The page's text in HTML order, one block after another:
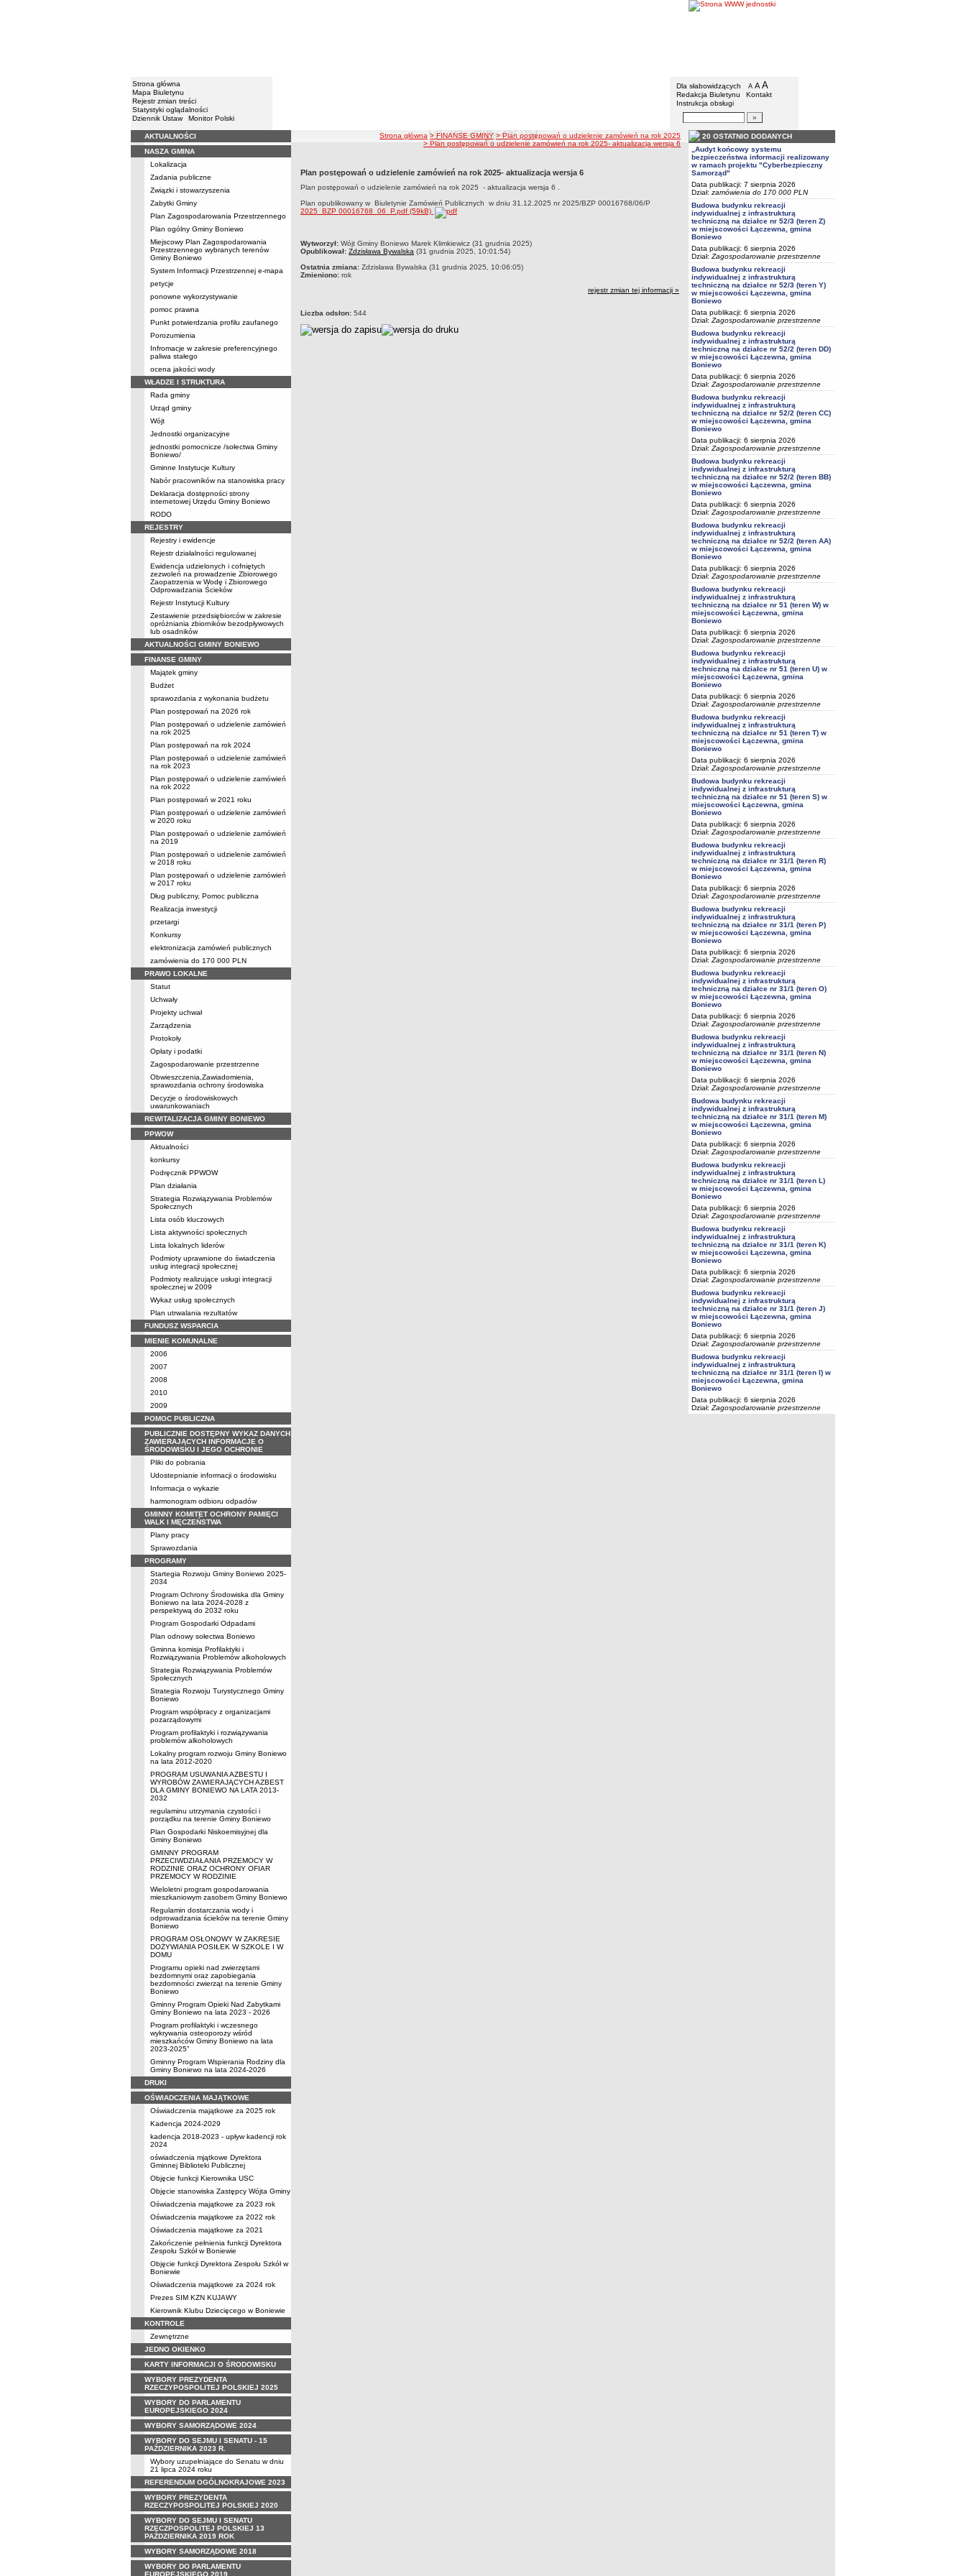
Strona główna
Mapa Biuletynu
Rejestr zmian treści
Statystyki oglądalności
Dziennik Ustaw
Monitor Polski
Urząd Gminy w Boniewie
Menu dodatkowe
Dla słabowidzących A pomniejsz czcionkę
A standardowy rozmiar czcionki
A
Redakcja Biuletynu
Kontakt
Instrukcja obsługi
Wyszukiwarka artykułów
Menu
AKTUALNOŚCI
NASZA GMINA
Lokalizacja
Zadania publiczne
Związki i stowarzyszenia
Zabytki Gminy
Plan Zagospodarowania Przestrzennego
Plan ogólny Gminy Boniewo
Miejscowy Plan Zagospodarowania
Przestrzennego wybranych terenów
Gminy Boniewo
System Informacji Przestrzennej e-mapa
petycje
ponowne wykorzystywanie
pomoc prawna
Punkt potwierdzania profilu zaufanego
Porozumienia
Infromacje w zakresie preferencyjnego
paliwa stałego
ocena jakości wody
WŁADZE I STRUKTURA
Rada gminy
Urząd gminy
Wójt
Jednostki organizacyjne
jednostki pomocnicze /sołectwa Gminy
Boniewo/
Gminne Instytucje Kultury
Nabór pracowników na stanowiska pracy
Deklaracja dostępności strony
internetowej Urzędu Gminy Boniewo
RODO
REJESTRY
Rejestry i ewidencje
Rejestr działalności regulowanej
Ewidencja udzielonych i cofniętych
zezwoleń na prowadzenie Zbiorowego
Zaopatrzenia w Wodę i Zbiorowego
Odprowadzania Ścieków
Rejestr Instytucji Kultury
Zestawienie przedsiębiorców w zakresie
opróżniania zbiorników bezodpływowych
lub osadników
AKTUALNOŚCI GMINY BONIEWO
FINANSE GMINY
Majątek gminy
Budżet
sprawozdania z wykonania budżetu
Plan postępowań na 2026 rok
Plan postępowań o udzielenie zamówień
na rok 2025
Plan postępowań na rok 2024
Plan postępowań o udzielenie zamówień
na rok 2023
Plan postępowań o udzielenie zamówień
na rok 2022
Plan postępowań w 2021 roku
Plan postępowań o udzielenie zamówień
w 2020 roku
Plan postępowań o udzielenie zamówień
na 2019
Plan postępowań o udzielenie zamówień
w 2018 roku
Plan postępowań o udzielenie zamówień
w 2017 roku
Dług publiczny, Pomoc publiczna
Realizacja inwestycji
przetargi
Konkursy
elektronizacja zamówień publicznych
zamówienia do 170 000 PLN
PRAWO LOKALNE
Statut
Uchwały
Projekty uchwał
Zarządzenia
Protokoły
Opłaty i podatki
Zagospodarowanie przestrzenne
Obwieszczenia,Zawiadomienia,
sprawozdania ochrony środowiska
Decyzje o środowiskowych
uwarunkowaniach
REWITALIZACJA GMINY BONIEWO
PPWOW
Aktualności
konkursy
Podręcznik PPWOW
Plan działania
Strategia Rozwiązywania Problemów
Społecznych
Lista osób kluczowych
Lista aktywności społecznych
Lista lokalnych liderów
Podmioty uprawnione do świadczenia
usług integracji społecznej
Podmioty realizujące usługi integracji
społecznej w 2009
Wykaz usług społecznych
Plan utrwalania rezultatów
FUNDUSZ WSPARCIA
MIENIE KOMUNALNE
2006
2007
2008
2010
2009
POMOC PUBLICZNA
PUBLICZNIE DOSTĘPNY WYKAZ DANYCH
ZAWIERAJĄCYCH INFORMACJE O
ŚRODOWISKU I JEGO OCHRONIE
Pliki do pobrania
Udostepnianie informacji o środowisku
Informacja o wykazie
harmonogram odbioru odpadów
GMINNY KOMITET OCHRONY PAMIĘCI
WALK I MĘCZEŃSTWA
Plany pracy
Sprawozdania
PROGRAMY
Startegia Rozwoju Gminy Boniewo 2025-
2034
Program Ochrony Środowiska dla Gminy
Boniewo na lata 2024-2028 z
perspektywą do 2032 roku
Program Gospodarki Odpadami
Plan odnowy sołectwa Boniewo
Gminna komisja Profilaktyki i
Rozwiązywania Problemów alkoholowych
Strategia Rozwiązywania Problemów
Społecznych
Strategia Rozwoju Turystycznego Gminy
Boniewo
Program współpracy z organizacjami
pozarządowymi
Program profilaktyki i rozwiązywania
problemów alkoholowych
Lokalny program rozwoju Gminy Boniewo
na lata 2012-2020
PROGRAM USUWANIA AZBESTU I
WYROBÓW ZAWIERAJĄCYCH AZBEST
DLA GMINY BONIEWO NA LATA 2013-
2032
regulaminu utrzymania czystości i
porządku na terenie Gminy Boniewo
Plan Gospodarki Niskoemisyjnej dla
Gminy Boniewo
GMINNY PROGRAM
PRZECIWDZIAŁANIA PRZEMOCY W
RODZINIE ORAZ OCHRONY OFIAR
PRZEMOCY W RODZINIE
Wieloletni program gospodarowania
mieszkaniowym zasobem Gminy Boniewo
Regulamin dostarczania wody i
odprowadzania ścieków na terenie Gminy
Boniewo
PROGRAM OSŁONOWY W ZAKRESIE
DOŻYWIANIA POSIŁEK W SZKOLE I W
DOMU
Programu opieki nad zwierzętami
bezdomnymi oraz zapobiegania
bezdomności zwierząt na terenie Gminy
Boniewo
Gminny Program Opieki Nad Zabytkami
Gminy Boniewo na lata 2023 - 2026
Program profilaktyki i wczesnego
wykrywania osteoporozy wśród
mieszkańców Gminy Boniewo na lata
2023-2025”
Gminny Program Wspierania Rodziny dla
Gminy Boniewo na lata 2024-2026
DRUKI
OŚWIADCZENIA MAJĄTKOWE
Oświadczenia majątkowe za 2025 rok
Kadencja 2024-2029
kadencja 2018-2023 - upływ kadencji rok
2024
oświadczenia mjątkowe Dyrektora
Gminnej Biblioteki Publicznej
Objęcie funkcji Kierownika USC
Objęcie stanowiska Zastępcy Wójta Gminy
Oświadczenia majątkowe za 2023 rok
Oświadczenia majątkowe za 2022 rok
Oświadczenia majątkowe za 2021
Zakończenie pełnienia funkcji Dyrektora
Zespołu Szkół w Boniewie
Objęcie funkcji Dyrektora Zespołu Szkół w
Boniewie
Oświadczenia majątkowe za 2024 rok
Prezes SIM KZN KUJAWY
Kierownik Klubu Dziecięcego w Boniewie
KONTROLE
Zewnętrzne
JEDNO OKIENKO
KARTY INFORMACJI O ŚRODOWISKU
WYBORY PREZYDENTA
RZECZYPOSPOLITEJ POLSKIEJ 2025
WYBORY DO PARLAMENTU
EUROPEJSKIEGO 2024
WYBORY SAMORZĄDOWE 2024
WYBORY DO SEJMU I SENATU - 15
PAŹDZIERNIKA 2023 R.
Wybory uzupełniające do Senatu w dniu
21 lipca 2024 roku
REFERENDUM OGÓLNOKRAJOWE 2023
WYBORY PREZYDENTA
RZECZYPOSPOLITEJ POLSKIEJ 2020
WYBORY DO SEJMU I SENATU
RZECZPOSPOLITEJ POLSKIEJ 13
PAŹDZIERNIKA 2019 ROK
WYBORY SAMORZĄDOWE 2018
WYBORY DO PARLAMENTU
EUROPEJSKIEGO 2019
ścieżka nawigacji
Strona główna > FINANSE GMINY > Plan postępowań o udzielenie zamówień na rok 2025
> Plan postępowań o udzielenie zamówień na rok 2025- aktualizacja wersja 6
Plan postępowań o udzielenie zamówień na rok 2025- aktualizacja wersja 6
Plan postępowań o udzielenie zamówień na rok 2025 - aktualizacja wersja 6 .
Plan opublikowany w Biuletynie Zamówień Publicznych w dniu 31.12.2025 nr 2025/BZP 00016768/06/P
2025_BZP 00016768_06_P.pdf (59kB)
metryczka
Wytworzył: Wójt Gminy Boniewo Marek Klimkiewicz (31 grudnia 2025)
Opublikował: Zdzisława Bywalska (31 grudnia 2025, 10:01:54)
Ostatnia zmiana: Zdzisława Bywalska (31 grudnia 2025, 10:06:05)
Zmieniono: rok
rejestr zmian tej informacji »
Liczba odsłon: 544
20 OSTATNIO DODANYCH
„Audyt końcowy systemu
bezpieczeństwa informacji realizowany
w ramach projektu "Cyberbezpieczny
Samorząd"
Data publikacji: 7 sierpnia 2026
Dział: zamówienia do 170 000 PLN
Budowa budynku rekreacji
indywidualnej z infrastrukturą
techniczną na działce nr 52/3 (teren Z)
w miejscowości Łączewna, gmina
Boniewo
Data publikacji: 6 sierpnia 2026
Dział: Zagospodarowanie przestrzenne
Budowa budynku rekreacji
indywidualnej z infrastrukturą
techniczną na działce nr 52/3 (teren Y)
w miejscowości Łączewna, gmina
Boniewo
Data publikacji: 6 sierpnia 2026
Dział: Zagospodarowanie przestrzenne
Budowa budynku rekreacji
indywidualnej z infrastrukturą
techniczną na działce nr 52/2 (teren DD)
w miejscowości Łączewna, gmina
Boniewo
Data publikacji: 6 sierpnia 2026
Dział: Zagospodarowanie przestrzenne
Budowa budynku rekreacji
indywidualnej z infrastrukturą
techniczną na działce nr 52/2 (teren CC)
w miejscowości Łączewna, gmina
Boniewo
Data publikacji: 6 sierpnia 2026
Dział: Zagospodarowanie przestrzenne
Budowa budynku rekreacji
indywidualnej z infrastrukturą
techniczną na działce nr 52/2 (teren BB)
w miejscowości Łączewna, gmina
Boniewo
Data publikacji: 6 sierpnia 2026
Dział: Zagospodarowanie przestrzenne
Budowa budynku rekreacji
indywidualnej z infrastrukturą
techniczną na działce nr 52/2 (teren AA)
w miejscowości Łączewna, gmina
Boniewo
Data publikacji: 6 sierpnia 2026
Dział: Zagospodarowanie przestrzenne
Budowa budynku rekreacji
indywidualnej z infrastrukturą
techniczną na działce nr 51 (teren W) w
miejscowości Łączewna, gmina
Boniewo
Data publikacji: 6 sierpnia 2026
Dział: Zagospodarowanie przestrzenne
Budowa budynku rekreacji
indywidualnej z infrastrukturą
techniczną na działce nr 51 (teren U) w
miejscowości Łączewna, gmina
Boniewo
Data publikacji: 6 sierpnia 2026
Dział: Zagospodarowanie przestrzenne
Budowa budynku rekreacji
indywidualnej z infrastrukturą
techniczną na działce nr 51 (teren T) w
miejscowości Łączewna, gmina
Boniewo
Data publikacji: 6 sierpnia 2026
Dział: Zagospodarowanie przestrzenne
Budowa budynku rekreacji
indywidualnej z infrastrukturą
techniczną na działce nr 51 (teren S) w
miejscowości Łączewna, gmina
Boniewo
Data publikacji: 6 sierpnia 2026
Dział: Zagospodarowanie przestrzenne
Budowa budynku rekreacji
indywidualnej z infrastrukturą
techniczną na działce nr 31/1 (teren R)
w miejscowości Łączewna, gmina
Boniewo
Data publikacji: 6 sierpnia 2026
Dział: Zagospodarowanie przestrzenne
Budowa budynku rekreacji
indywidualnej z infrastrukturą
techniczną na działce nr 31/1 (teren P)
w miejscowości Łączewna, gmina
Boniewo
Data publikacji: 6 sierpnia 2026
Dział: Zagospodarowanie przestrzenne
Budowa budynku rekreacji
indywidualnej z infrastrukturą
techniczną na działce nr 31/1 (teren O)
w miejscowości Łączewna, gmina
Boniewo
Data publikacji: 6 sierpnia 2026
Dział: Zagospodarowanie przestrzenne
Budowa budynku rekreacji
indywidualnej z infrastrukturą
techniczną na działce nr 31/1 (teren N)
w miejscowości Łączewna, gmina
Boniewo
Data publikacji: 6 sierpnia 2026
Dział: Zagospodarowanie przestrzenne
Budowa budynku rekreacji
indywidualnej z infrastrukturą
techniczną na działce nr 31/1 (teren M)
w miejscowości Łączewna, gmina
Boniewo
Data publikacji: 6 sierpnia 2026
Dział: Zagospodarowanie przestrzenne
Budowa budynku rekreacji
indywidualnej z infrastrukturą
techniczną na działce nr 31/1 (teren L)
w miejscowości Łączewna, gmina
Boniewo
Data publikacji: 6 sierpnia 2026
Dział: Zagospodarowanie przestrzenne
Budowa budynku rekreacji
indywidualnej z infrastrukturą
techniczną na działce nr 31/1 (teren K)
w miejscowości Łączewna, gmina
Boniewo
Data publikacji: 6 sierpnia 2026
Dział: Zagospodarowanie przestrzenne
Budowa budynku rekreacji
indywidualnej z infrastrukturą
techniczną na działce nr 31/1 (teren J)
w miejscowości Łączewna, gmina
Boniewo
Data publikacji: 6 sierpnia 2026
Dział: Zagospodarowanie przestrzenne
Budowa budynku rekreacji
indywidualnej z infrastrukturą
techniczną na działce nr 31/1 (teren I) w
miejscowości Łączewna, gmina
Boniewo
Data publikacji: 6 sierpnia 2026
Dział: Zagospodarowanie przestrzenne